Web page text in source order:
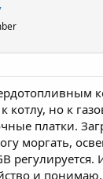
котлу, но к
платки.
моргать,
и